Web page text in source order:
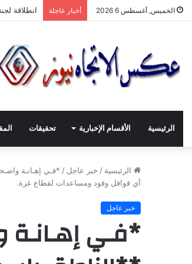
الخميس, أغسطس 6 2026 أخبار عاجلة انطلاقة
الرئيسية الأقسام الإخبارية تحقيقات
الرئيسية / خبر عاجل / *فـي إهـانـة
أي قوافل وقود ومساعدات لقطاع غزة.
خبر عاجل
*فـي إهـانـة